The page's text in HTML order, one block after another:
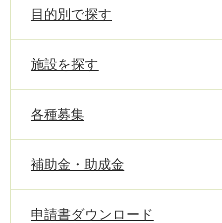
目的別で探す
施設を探す
各種募集
補助金・助成金
申請書ダウンロード